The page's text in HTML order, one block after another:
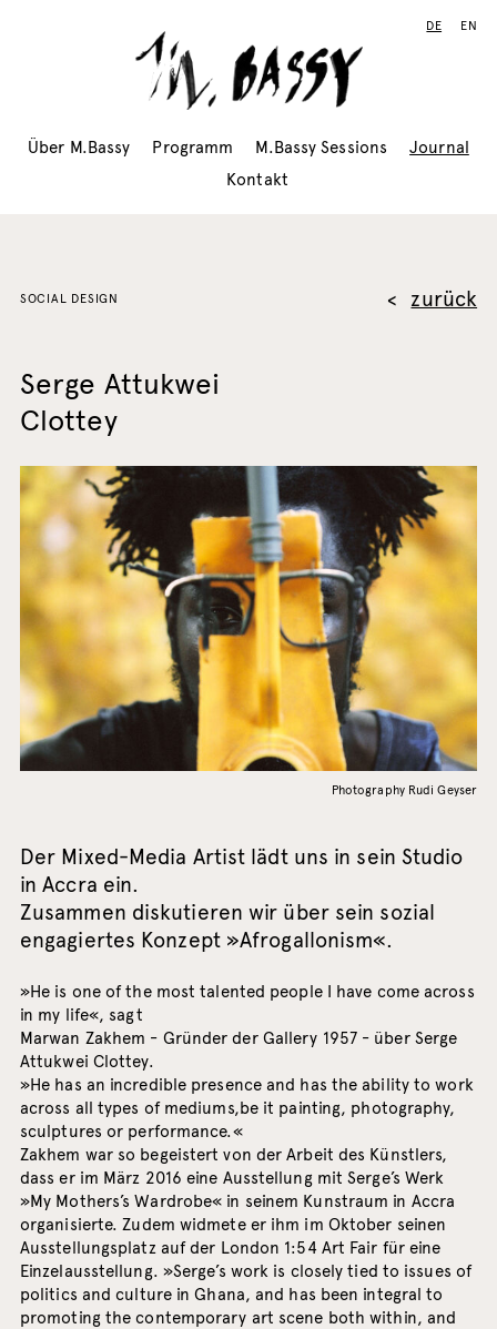
Über M.Bassy Programm M.Bassy Sessions
Journal
Kontakt
DE EN
zurück
SOCIAL DESIGN
Serge Attukwei
Clottey
Photography Rudi Geyser
Der Mixed-Media Artist lädt uns in sein Studio
in Accra ein.
Zusammen diskutieren wir über sein sozial
engagiertes Konzept »Afrogallonism«.
»He is one of the most talented people I have come across
in my life«, sagt
Marwan Zakhem - Gründer der Gallery 1957 - über Serge
Attukwei Clottey.
»He has an incredible presence and has the ability to work
across all types of mediums,be it painting, photography,
sculptures or performance.«
Zakhem war so begeistert von der Arbeit des Künstlers,
dass er im März 2016 eine Ausstellung mit Serge’s Werk
»My Mothers’s Wardrobe« in seinem Kunstraum in Accra
organisierte. Zudem widmete er ihm im Oktober seinen
Ausstellungsplatz auf der London 1:54 Art Fair für eine
Einzelausstellung. »Serge’s work is closely tied to issues of
politics and culture in Ghana, and has been integral to
promoting the contemporary art scene both within, and